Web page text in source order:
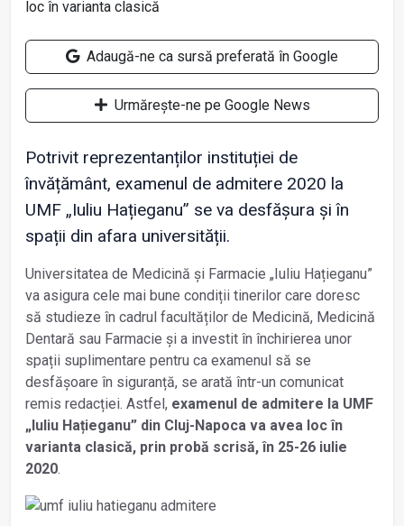
Adaugă-ne ca sursă preferată în Google
Urmărește-ne pe Google News
Potrivit reprezentanților instituției de
învățământ, examenul de admitere 2020 la
UMF „Iuliu Hațieganu” se va desfăşura și în
spații din afara universității.
Universitatea de Medicină și Farmacie „Iuliu Hațieganu”
va asigura cele mai bune condiții tinerilor care doresc
să studieze în cadrul facultăților de Medicină, Medicină
Dentară sau Farmacie şi a investit în închirierea unor
spații suplimentare pentru ca examenul să se
desfășoare în siguranță, se arată într-un comunicat
remis redacției. Astfel, examenul de admitere la UMF
„Iuliu Hațieganu” din Cluj-Napoca va avea loc în
varianta clasică, prin probă scrisă, în 25-26 iulie
2020.